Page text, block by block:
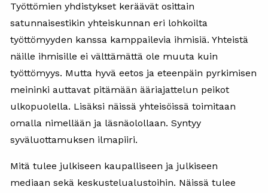
Työttömien yhdistykset keräävät osittain
satunnaisestikin yhteiskunnan eri lohkoilta
työttömyyden kanssa kamppailevia ihmisiä. Yhteistä
näille ihmisille ei välttämättä ole muuta kuin
työttömyys. Mutta hyvä eetos ja eteenpäin pyrkimisen
meininki auttavat pitämään ääriajattelun peikot
ulkopuolella. Lisäksi näissä yhteisöissä toimitaan
omalla nimellään ja läsnäolollaan. Syntyy
syväluottamuksen ilmapiiri.
Mitä tulee julkiseen kaupalliseen ja julkiseen
mediaan sekä keskustelualustoihin. Näissä tulee